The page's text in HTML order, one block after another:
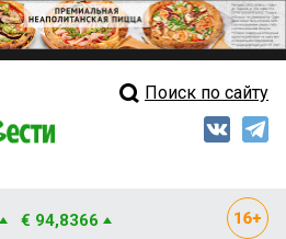
Свежий выпускПоиск по сайту
€ 94,8366